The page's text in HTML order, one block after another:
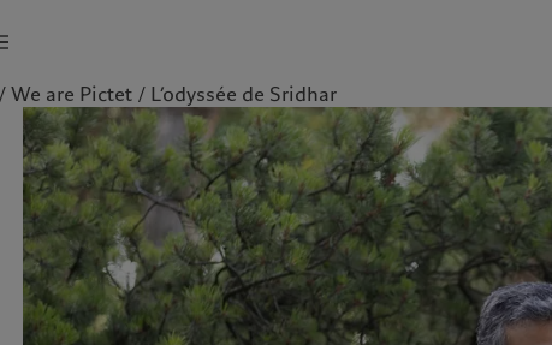
Amérique du Nord
Bahamas
Canada (en)| Canada (fr)
United States
Asie
China Offshore|中国离岸
Hong Kong SAR
香港特別行
政區
香港特别行政区
日本
Singapore|新加坡
Nos métiers
Wealth management
Alternative investments
Insights
Latest insights
Markets
Gestion des cookiesProtection des données
We are Pictet L’odyssée de Sridhar